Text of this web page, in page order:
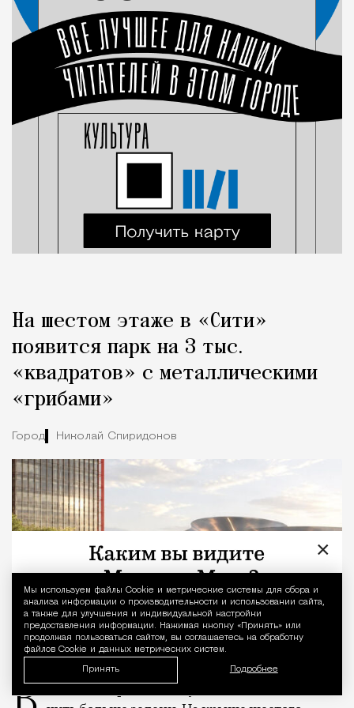
Уведомление
Мы используем файлы Сookie и метрические системы для сбора и
анализа информации о производительности и использовании сайта,
а также для улучшения и индивидуальной настройки
предоставления информации. Нажимая кнопку «Принять» или
продолжая пользоваться сайтом, вы соглашаетесь на обработку
файлов Cookie и данных метрических систем.
Принять Подробнее
На шестом этаже в «Сити»
появится парк на 3 тыс.
«квадратов» с металлическими
«грибами»
Город Николай Спиридонов
09.08.2026 1 мин. чтения
×